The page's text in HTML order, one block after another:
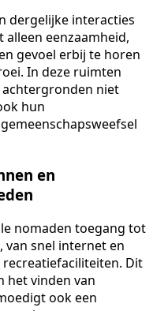
dergelijke interacties
eenzaamheid,
gevoel erbij te horen
In deze ruimten
niet
hun
en
nomaden toegang tot
van snel internet en
Dit
het vinden van
ook een